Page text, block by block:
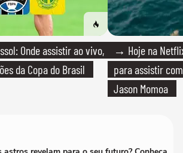
Onde assistir ao vivo,
da Copa do Brasil
→ Hoje na
para assistir
Jason Momoa